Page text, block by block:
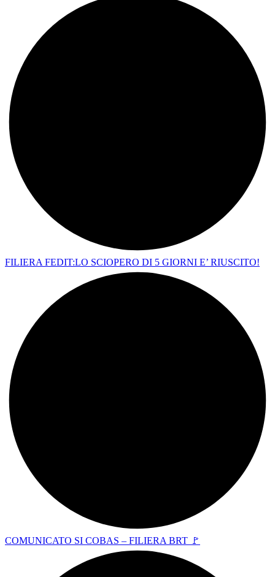
FILIERA FEDIT:LO SCIOPERO DI 5 GIORNI E’ RIUSCITO!
COMUNICATO SI COBAS – FILIERA BRT 🚩